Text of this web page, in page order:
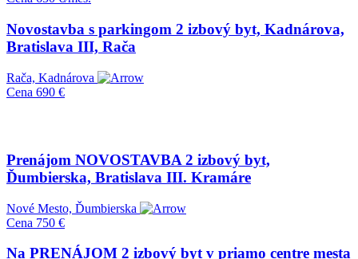
Novostavba s parkingom 2 izbový byt, Kadnárova,
Bratislava III, Rača
Rača, Kadnárova
Cena 690 €
Prenájom NOVOSTAVBA 2 izbový byt,
Ďumbierska, Bratislava III. Kramáre
Nové Mesto, Ďumbierska
Cena 750 €
Na PRENÁJOM 2 izbový byt v priamo centre mesta